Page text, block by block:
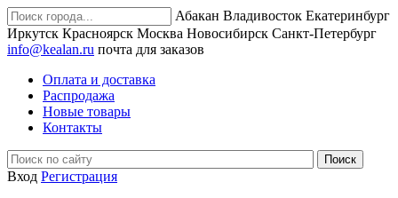
Абакан Владивосток Екатеринбург
Иркутск Красноярск Москва Новосибирск Санкт-Петербург
info@kealan.ru почта для заказов
Оплата и доставка
Распродажа
Новые товары
Контакты
Вход Регистрация